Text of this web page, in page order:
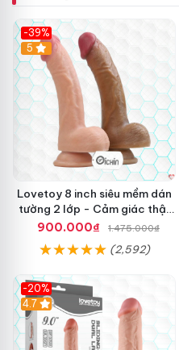
-39%
Hot
5
Lovetoy 8 inch siêu mềm dán
tường 2 lớp - Cảm giác thật
nhất
900.000₫ 1.475.000₫
(2,592)
-20%
Hot
4.7